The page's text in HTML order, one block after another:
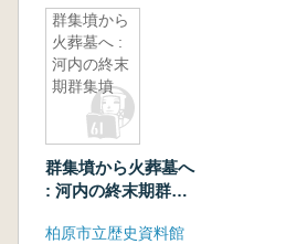
群集墳から
火葬墓へ :
河内の終末
期群集墳
群集墳から火葬墓へ
: 河内の終末期群集
柏原市立歴史資料館